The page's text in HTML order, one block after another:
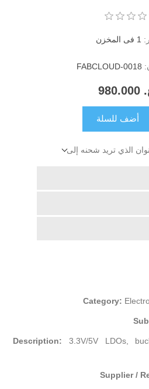
1 فى المخزن
FABCLOUD-0018
أضف للسلة
الذي تريد شحنه إلى
Category:
Description: 3.3V/5V LDOs,
Supplier /